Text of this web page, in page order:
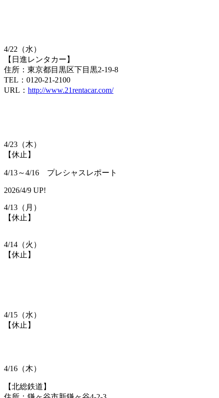
4/22（水）
【日進レンタカー】
住所：東京都目黒区下目黒2-19-8
TEL：0120-21-2100
URL： http://www.21rentacar.com/
4/23（木）
【休止】
4/13～4/16 プレシャスレポート
2026/4/9 UP!
4/13（月）
【​休止】
4/14（火）
【​休止】
4/15（水）
【​休止】
4/16（木）
【北総鉄道】